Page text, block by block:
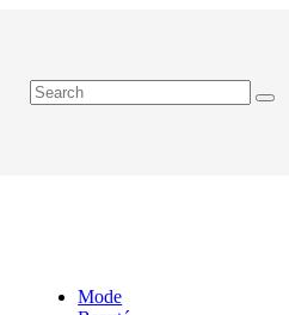
Mode